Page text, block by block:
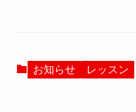
お知らせ レッスン